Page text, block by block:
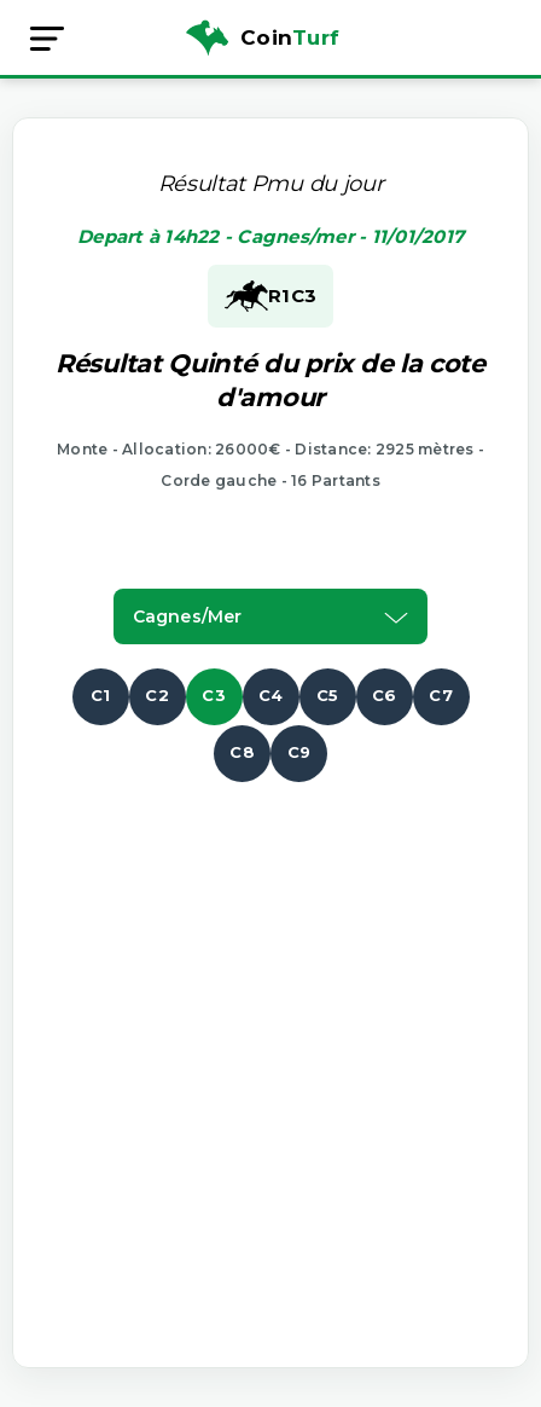
CoinTurf
Résultat Pmu du jour
Depart à 14h22 - Cagnes/mer - 11/01/2017
R1C3
Résultat Quinté du prix de la cote
d'amour
Monte - Allocation: 26000€ - Distance: 2925 mètres -
Corde gauche - 16 Partants
Cagnes/mer
C1 C2 C3 C4 C5 C6 C7
C8 C9